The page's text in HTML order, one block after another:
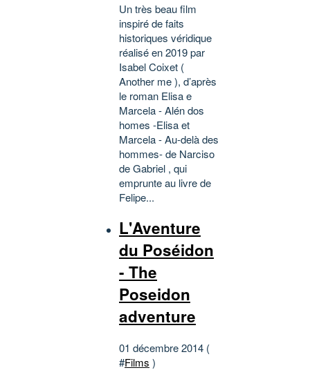
Un très beau film
inspiré de faits
historiques véridique
réalisé en 2019 par
Isabel Coixet (
Another me ), d’après
le roman Elisa e
Marcela - Alén dos
homes -Elisa et
Marcela - Au-delà des
hommes- de Narciso
de Gabriel , qui
emprunte au livre de
Felipe...
L'Aventure
du Poséidon
- The
Poseidon
adventure
01 décembre 2014 (
#Films )